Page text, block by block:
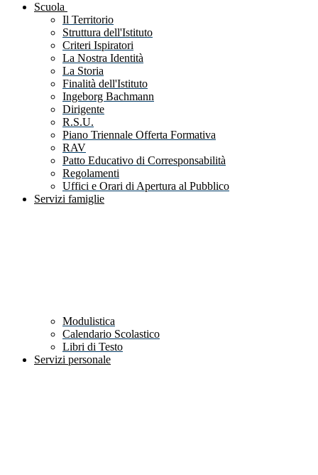
Scuola
Il Territorio
Struttura dell'Istituto
Criteri Ispiratori
La Nostra Identità
La Storia
Finalità dell'Istituto
Ingeborg Bachmann
Dirigente
R.S.U.
Piano Triennale Offerta Formativa
RAV
Patto Educativo di Corresponsabilità
Regolamenti
Uffici e Orari di Apertura al Pubblico
Servizi famiglie
Modulistica
Calendario Scolastico
Libri di Testo
Servizi personale